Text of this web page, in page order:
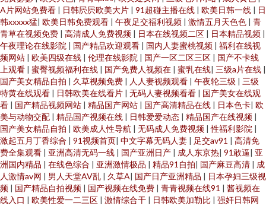
A片网站免费看
日韩屄屄欧美大片 91超碰主播在线 欧美日韩一线
日
韩xxxxx猛 欧美日韩免费观看 午夜足交福利视频 激情五月天色色
青
青草在视频免费
高清成人免费视频 日本在线视频二区 日本精品视频
午夜理论在线影院
国产精品欢迎观看 国内人妻蜜桃视频
福利在线视
频网站
欧美四级在线 伦理在线影院 国产一区二区三区
国产不卡线
上观看
蜜臀视频福利在线 国产免费人视频在 蜜乳在线 三级a片在线
国产美女精品自拍
久草视频免费 人人妻视频观看 午夜轮三级
三级
特黄在线观看
日韩欧美在线看片 无码人妻视频看看
国产美女在线观
看
国产精品视频网站 精品国产网站 国产高清精品在线 日本色卡 欧
美与动物交配
精品国产视频在线 日韩爱爱动态 精品国产在线视频
国产美女精品自拍
欧美成人性导航 无码成人免费视频 |性福利影院
激起五月丁香综合
91视频首页 中文字幕无码人妻 足交av91
高清免
费全集观看
亚洲高清无码一线 国产亚洲日产 成人东京热 91敢逼 亚
洲国内精品
在线色综合 亚洲激情极品 精品91自拍 国产麻豆高清
成
人激情av网
男人天堂AV乱 久草A 国产日产亚洲精品
日本孕妇三级视
频
国产精品自拍视频 国产视频在线免费 青青视频在线91
酱视频在
线入口
欧美性爱一二三区 激情综合干 日韩欧美加勒比
强奸日韩网